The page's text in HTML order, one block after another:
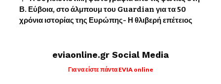
Β. Εύβοια, στο άλμπουμ του Guardian για τα 50
χρόνια ιστορίας της Ευρώπης- Η θλιβερή επέτειος
eviaonline.gr Social Media
Για να είστε πάντα EVIA online